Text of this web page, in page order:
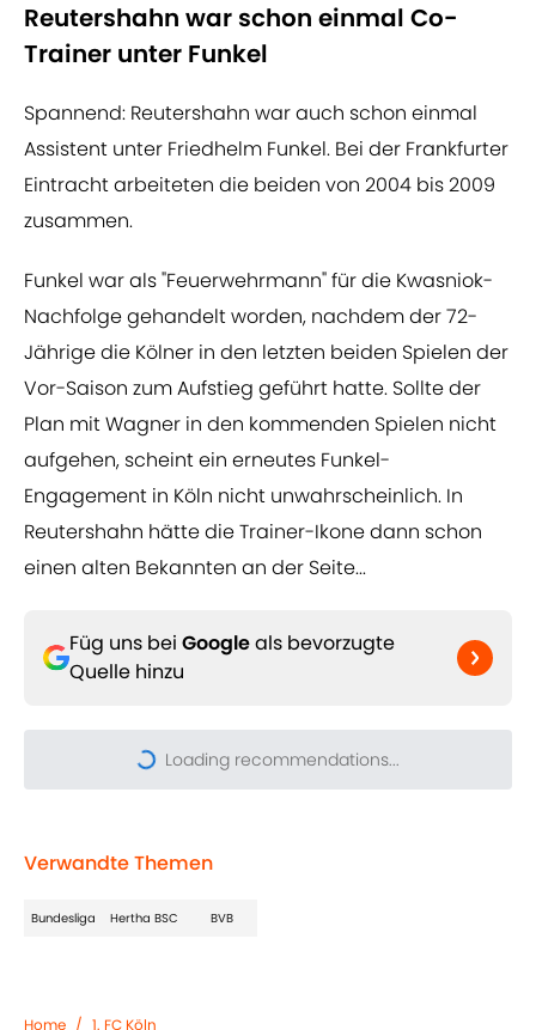
Reutershahn war schon einmal Co-
Trainer unter Funkel
Spannend: Reutershahn war auch schon einmal
Assistent unter Friedhelm Funkel. Bei der Frankfurter
Eintracht arbeiteten die beiden von 2004 bis 2009
zusammen.
Funkel war als "Feuerwehrmann" für die Kwasniok-
Nachfolge gehandelt worden, nachdem der 72-
Jährige die Kölner in den letzten beiden Spielen der
Vor-Saison zum Aufstieg geführt hatte. Sollte der
Plan mit Wagner in den kommenden Spielen nicht
aufgehen, scheint ein erneutes Funkel-
Engagement in Köln nicht unwahrscheinlich. In
Reutershahn hätte die Trainer-Ikone dann schon
einen alten Bekannten an der Seite...
Füg uns bei Googleals bevorzugte
Quelle hinzu
Loading recommendations...
Please wait while we load
Verwandte Themen
Bundesliga Hertha BSC BVB
Home / 1. FC Köln